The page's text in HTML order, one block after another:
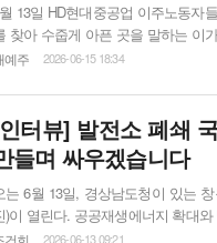
13일 HD현대중공업 이주노동자
찾아 수줍게 아픈 곳을 말하는 이
구와 함께 다니는 겁 많은 노동자
예주 2026-06-15 18:34
터뷰] 발전소 폐쇄
들며 싸우겠습니다
는 6월 13일, 경상남도청이 있는
)이 열린다. 공공재생에너지 확대
시민들이 함께 모일 예정이다. 공
2026-06-13 09:21